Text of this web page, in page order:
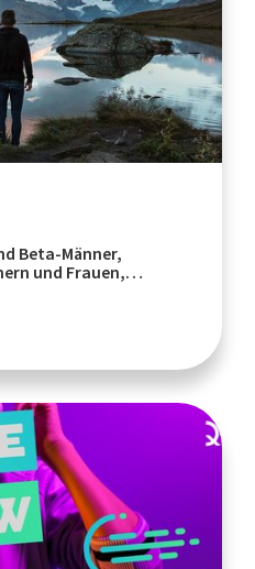
Beta-Männer,
und Frauen,